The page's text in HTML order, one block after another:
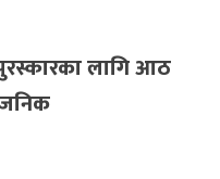
लागि आठ